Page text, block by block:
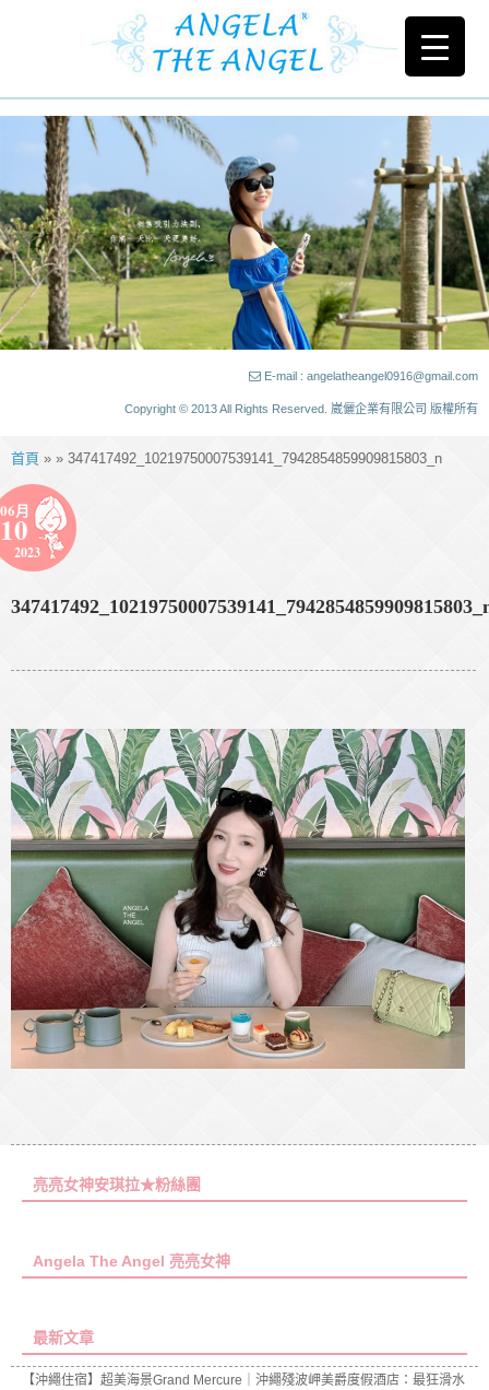
E-mail : angelatheangel0916@gmail.com
Copyright © 2013 All Rights Reserved. 崴儷企業有限公司 版權所有
首頁 » » 347417492_10219750007539141_7942854859909815803_n
06月
10
2023
亮亮女神安琪拉★粉絲團
Angela The Angel 亮亮女神
最新文章
【沖繩住宿】超美海景Grand Mercure｜沖繩殘波岬美爵度假酒店：最狂滑水